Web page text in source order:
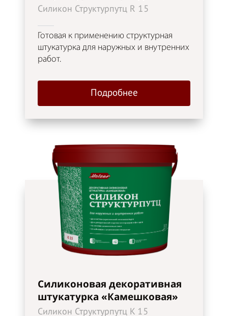
Силикон Структурпутц R 15
Готовая к применению структурная
штукатурка для наружных и внутренних
работ.
Подробнее
Силиконовая декоративная
штукатурка «Камешковая»
Силикон Структурпутц K 15